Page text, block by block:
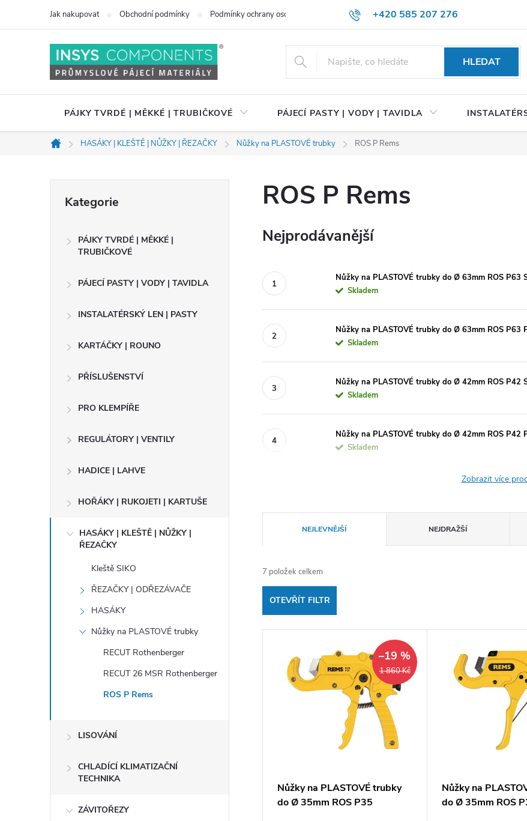
+420 585 207 276
Jak nakupovat Obchodní podmínky Podmínky ochrany osobních údajů
HLEDAT
PÁJKY TVRDÉ | MĚKKÉ | TRUBIČKOVÉ PÁJECÍ PASTY | VODY | TAVIDLA
Domů
HASÁKY | KLEŠTĚ | NŮŽKY | ŘEZAČKY Nůžky na PLASTOVÉ trubky ROS P Rems
n
kategorie
Kategorie
PÁJKY TVRDÉ | MĚKKÉ |
TRUBIČKOVÉ
PÁJECÍ PASTY | VODY | TAVIDLA
INSTALATÉRSKÝ LEN | PASTY
KARTÁČKY | ROUNO
PŘÍSLUŠENSTVÍ
PRO KLEMPÍŘE
REGULÁTORY | VENTILY
HADICE | LAHVE
HOŘÁKY | RUKOJETI | KARTUŠE
HASÁKY | KLEŠTĚ | NŮŽKY |
ŘEZAČKY
Kleště SIKO
ŘEZAČKY | ODŘEZÁVAČE
HASÁKY
Nůžky na PLASTOVÉ trubky
RECUT Rothenberger
RECUT 26 MSR Rothenberger
ROS P Rems
LISOVÁNÍ
CHLADÍCÍ KLIMATIZAČNÍ
TECHNIKA
ZÁVITOŘEZY
ROS P Rems
Nejprodávanější
Nůžky na PLASTOVÉ trubky do Ø 63mm ROS P63
Skladem
Nůžky na PLASTOVÉ trubky do Ø 63mm ROS P63
Skladem
Nůžky na PLASTOVÉ trubky do Ø 42mm ROS P42
Skladem
Nůžky na PLASTOVÉ trubky do Ø 42mm ROS P42
Skladem
Zobrazit více
a
z
e
NEJLEVNĚJŠÍ NEJDRAŽŠÍ
7 položek celkem
OTEVŘÍT FILTR
1 860 Kč
–19 %
Nůžky na PLASTOVÉ trubky
do Ø 35mm ROS P35
Nůžky na
do Ø 35mm ROS